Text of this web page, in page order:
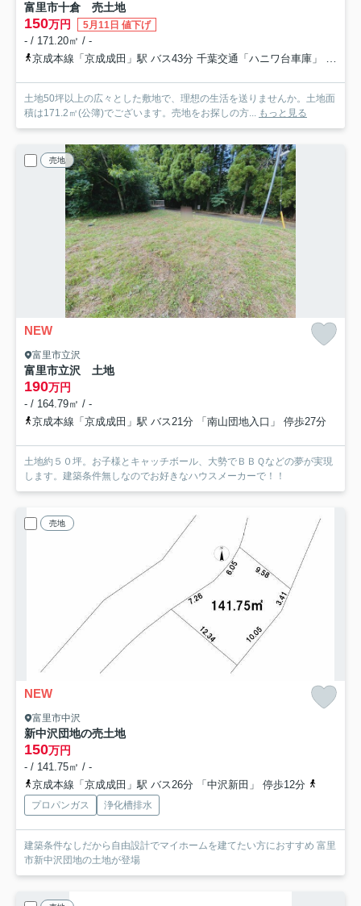
富里市十倉 売土地
150万円 5月11日 値下げ
- / 171.20㎡ / -
京成本線「京成成田」駅 バス43分 千葉交通「ハニワ台車庫」 停歩6分
土地50坪以上の広々とした敷地で、理想の生活を送りませんか。土地面
積は171.2㎡(公簿)でございます。売地をお探しの方... もっと見る
売地
NEW
富里市立沢
富里市立沢 土地
190万円
- / 164.79㎡ / -
京成本線「京成成田」駅 バス21分 「南山団地入口」 停歩27分
土地約５０坪。お子様とキャッチボール、大勢でＢＢＱなどの夢が実現
します。建築条件無しなのでお好きなハウスメーカーで！！
売地
NEW
富里市中沢
新中沢団地の売土地
150万円
- / 141.75㎡ / -
京成本線「京成成田」駅 バス26分 「中沢新田」 停歩12分
プロパンガス 浄化槽排水
建築条件なしだから自由設計でマイホームを建てたい方におすすめ 富里
市新中沢団地の土地が登場